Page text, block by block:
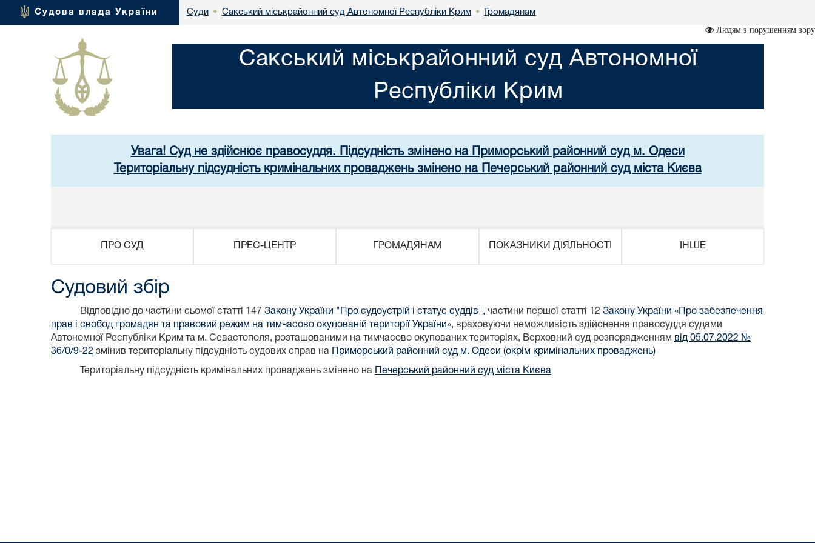
Судова влада України Суди • Сакський міськрайонний суд Автономної Республіки Крим • Громадянам
Людям з порушенням зору
Сакський міськрайонний суд Автономної
Республіки Крим
Увага! Суд не здійснює правосуддя. Підсудність змінено на Приморський районний суд м. Одеси
Територіальну підсудність кримінальних проваджень змінено на Печерський районний суд міста Києва
ПРО СУД ПРЕС-ЦЕНТР ГРОМАДЯНАМ ПОКАЗНИКИ ДІЯЛЬНОСТІ ІНШЕ
Судовий збір
Відповідно до частини сьомої статті 147 Закону України "Про судоустрій і статус суддів", частини першої статті 12 Закону України «Про забезпечення
прав і свобод громадян та правовий режим на тимчасово окупованій території України», враховуючи неможливість здійснення правосуддя судами
Автономної Республіки Крим та м. Севастополя, розташованими на тимчасово окупованих територіях, Верховний суд розпорядженням від 05.07.2022 №
36/0/9-22 змінив територіальну підсудність судових справ на Приморський районний суд м. Одеси (окрім кримінальних проваджень)
Територіальну підсудність кримінальних проваджень змінено на Печерський районний суд міста Києва